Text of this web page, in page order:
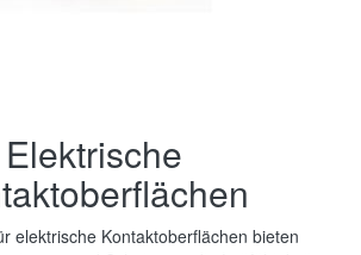
Elektrische
elektrische Kontaktoberflächen bieten